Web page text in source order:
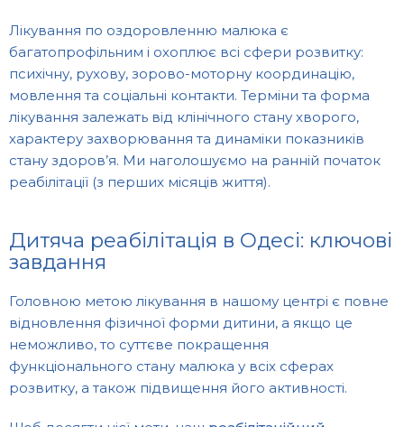
Лікування по оздоровленню малюка є
багатопрофільним і охоплює всі сфери розвитку:
психічну, рухову, зорово-моторну координацію,
мовлення та соціальні контакти. Терміни та форма
лікування залежать від клінічного стану хворого,
характеру захворювання та динаміки показників
стану здоров’я. Ми наголошуємо на ранній початок
реабілітації (з перших місяців життя).
Дитяча реабілітація в Одесі: ключові
завдання
Головною метою лікування в нашому центрі є повне
відновлення фізичної форми дитини, а якщо це
неможливо, то суттєве покращення
функціонального стану малюка у всіх сферах
розвитку, а також підвищення його активності.